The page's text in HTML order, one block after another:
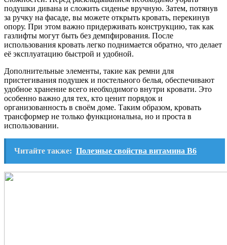
подушки дивана и сложить сиденье вручную. Затем, потянув
за ручку на фасаде, вы можете открыть кровать, перекинув
опору. При этом важно придерживать конструкцию, так как
газлифты могут быть без демпфирования. После
использования кровать легко поднимается обратно, что делает
её эксплуатацию быстрой и удобной.
Дополнительные элементы, такие как ремни для
пристегивания подушек и постельного белья, обеспечивают
удобное хранение всего необходимого внутри кровати. Это
особенно важно для тех, кто ценит порядок и
организованность в своём доме. Таким образом, кровать
трансформер не только функциональна, но и проста в
использовании.
Читайте также: Полезные свойства витамина B6